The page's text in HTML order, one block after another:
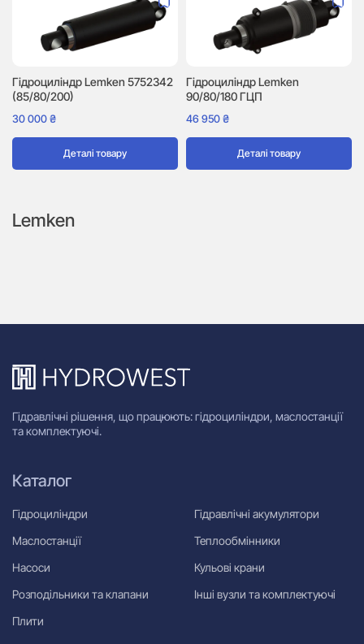
Гідроциліндр Lemken 5752342
(85/80/200)
30 000₴
Деталі товару
Гідроциліндр Lemken
90/80/180 ГЦП
46 950₴
Деталі товару
Lemken
Гідравлічні рішення, що працюють: гідроциліндри, маслостанції
та комплектуючі.
Каталог
Гідроциліндри
Маслостанції
Насоси
Розподільники та клапани
Плити
Гідравлічні акумулятори
Теплообмінники
Кульові крани
Інші вузли та комплектуючі